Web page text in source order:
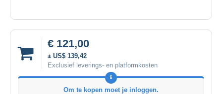
€ 121,00
± US$ 139,42
Exclusief leverings- en platformkosten
Om te kopen moet je inloggen.